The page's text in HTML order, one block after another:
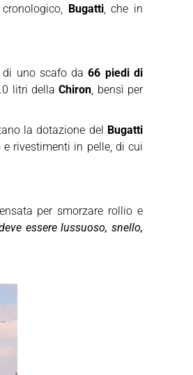
Bugatti, che in
di uno scafo da66 piedi di
litri dellaChiron, bensì per
la dotazione del Bugatti
rivestimenti in pelle, di cui
per smorzare rollio e
essere lussuoso, snello,